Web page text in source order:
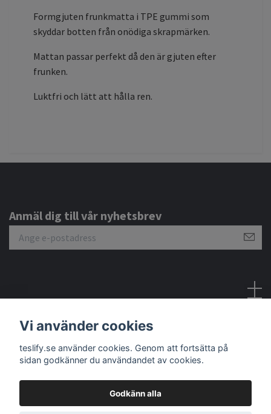
Formgjuten frunkmatta i TPE gummi som
skyddar botten från onödiga skrapmärken.
Mattan passar perfekt då den är gjuten efter
frunken.
Luktfri och lätt att hålla ren.
Anmäl dig till vår nyhetsbrev
Vi använder cookies
teslify.se använder cookies. Genom att fortsätta på
sidan godkänner du användandet av cookies.
Godkänn alla